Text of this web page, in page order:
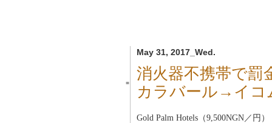
May 31, 2017_Wed.
■
消火器不携帯で罰
カラバール→イコ
Gold Palm Hotels（9,500NGN／円）